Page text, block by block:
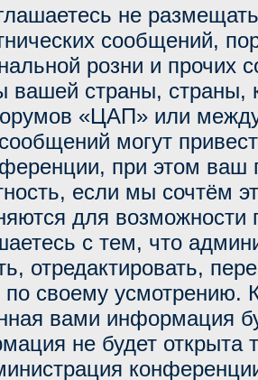
не
сообщений,
розни и прочих
вашей страны, страны,
«ЦАП» или
могут
при этом ваш
если мы сочтём
для возможности
с тем, что
отредактировать,
своему усмотрению.
вами информация
не будет открыта